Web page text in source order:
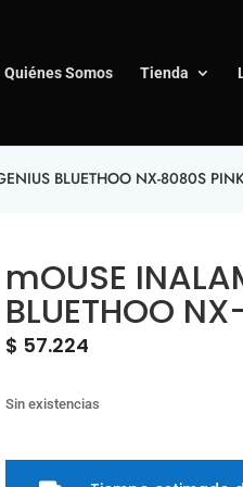
Quiénes Somos Tienda
BLUETHOO NX-8080S
mOUSE
BLUETHOO
$ 57.224
Sin existencias